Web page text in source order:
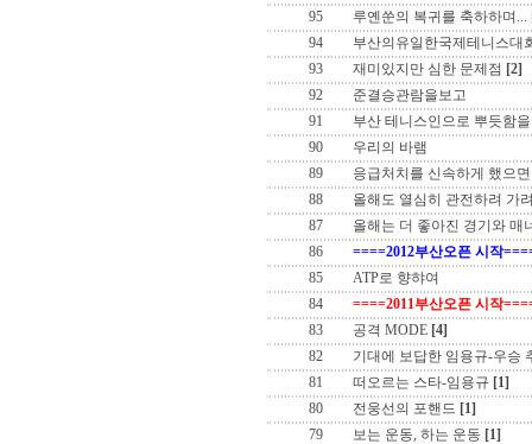
95
루옌쑨의 복귀를 축하하며...
94
부산의유일한국제테니스대
93
재미있지만 심한 문제점 [2]
92
준결승관람을보고
91
부산 테니스인으로 뿌듯함
90
우리의 바램
89
응급처치를 신속하게 했으
88
올해도 열심히 관전하려 가
87
올해는 더 좋아진 경기와 매
86
====2012부산오픈 시작
85
ATP로 향햐여
84
====2011부산오픈 시작
83
공격 MODE [4]
82
기대에 보답한 임용규-우승
81
떠오르는 스타-임용규 [1]
80
전웅선의 포핸드 [1]
79
보는 운동, 하는 운동 [1]